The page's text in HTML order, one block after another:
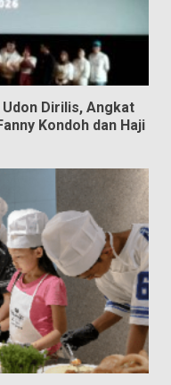
Dirilis, Angkat
Kondoh dan Haji